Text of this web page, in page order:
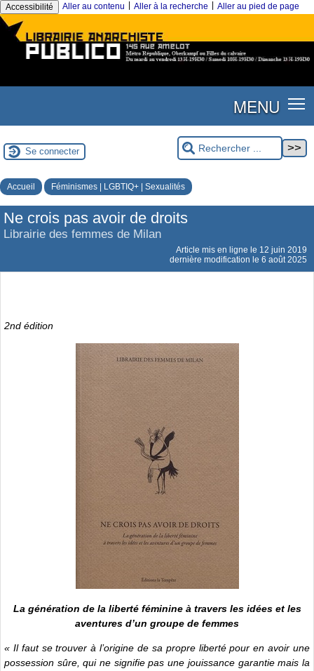
Accessibilité Aller au contenu Aller à la recherche Aller au pied de page
MENU
Se connecter
Accueil Féminismes | LGBTIQ+ | Sexualités
Ne crois pas avoir de droits
Librairie des femmes de Milan
Article mis en ligne le 12 juin 2019
dernière modification le 6 août 2025
2nd édition
La génération de la liberté féminine à travers les idées et les
aventures d’un groupe de femmes
« Il faut se trouver à l’origine de sa propre liberté pour en avoir une
possession sûre, qui ne signifie pas une jouissance garantie mais la